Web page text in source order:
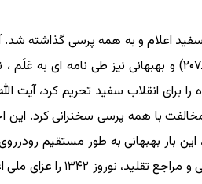
اعلام و به همه پرسی گذاشته شد.
مورد اعتراض قرار داد ( مرکز اسناد انقلاب اسلامی ، ج ۱، ص ۶۰؛
انقلاب سفید تحریم کرد، آیت
فلسفی در منزل بهبهانی در مخالفت با همه پرسی
عاقلی ، ۱۳۶۹ـ ۱۳۷۰ ش ، ج ۲، ص